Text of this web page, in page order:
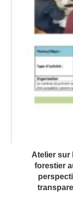
Atelier sur
forestier